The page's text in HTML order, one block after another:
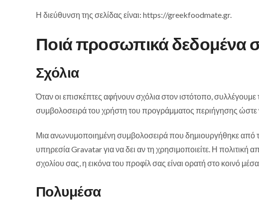
Η διεύθυνση της σελίδας είναι: https://greekfoodmate.gr.
Ποιά προσωπικά δεδομένα
Σχόλια
Όταν οι επισκέπτες αφήνουν σχόλια στον ιστότοπο,
συμβολοσειρά του χρήστη του προγράμματος περιήγησης
Μια ανωνυμοποιημένη συμβολοσειρά που δημιουργήθηκε από
υπηρεσία Gravatar για να δει αν τη χρησιμοποιείτε. Η
σχολίου σας, η εικόνα του προφίλ σας είναι ορατή στο κοινό
Πολυμέσα